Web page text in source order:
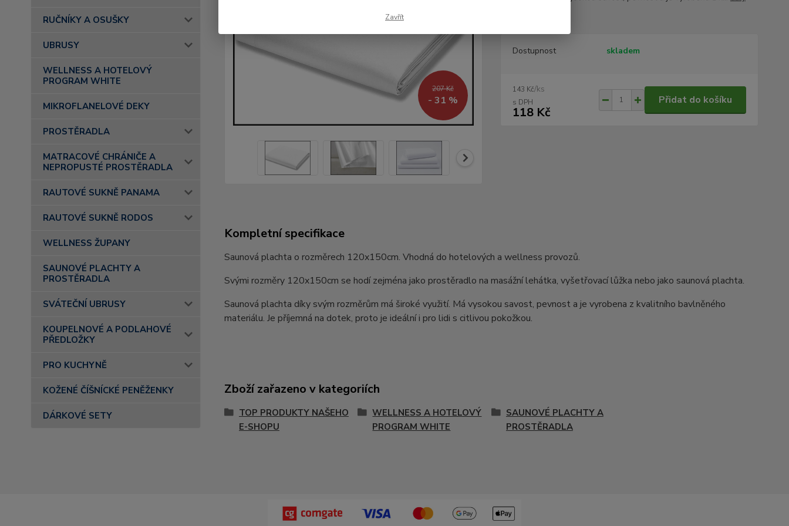
RUČNÍKY A OSUŠKY
UBRUSY
WELLNESS A HOTELOVÝ
PROGRAM WHITE
MIKROFLANELOVÉ DEKY
PROSTĚRADLA
MATRACOVÉ CHRÁNIČE A
NEPROPUSTÉ PROSTĚRADLA
RAUTOVÉ SUKNĚ PANAMA
RAUTOVÉ SUKNĚ RODOS
WELLNESS ŽUPANY
SAUNOVÉ PLACHTY A
PROSTĚRADLA
SVÁTEČNÍ UBRUSY
KOUPELNOVÉ A PODLAHOVÉ
PŘEDLOŽKY
PRO KUCHYNĚ
KOŽENÉ ČÍŠNÍCKÉ PENĚŽENKY
DÁRKOVÉ SETY
207 Kč
- 31 %
Dostupnost skladem
143 Kč/ks
118 Kč
Přidat do košíku
Kompletní specifikace
Saunová plachta o rozměrech 120x150cm. Vhodná do hotelových a wellness provozů.
Svými rozměry 120x150cm se hodí zejména jako prostěradlo na masážní lehátka, vyšetřovací lůžka nebo jako saunová plachta.
Saunová plachta díky svým rozměrům má široké využití. Má vysokou savost, pevnost a je vyrobena z kvalitního bavlněného
materiálu. Je příjemná na dotek, proto je ideální i pro lidi s citlivou pokožkou.
Zboží zařazeno v kategoriích
TOP PRODUKTY NAŠEHO
E-SHOPU
WELLNESS A HOTELOVÝ
PROGRAM WHITE
SAUNOVÉ PLACHTY A
PROSTĚRADLA
Zavřít